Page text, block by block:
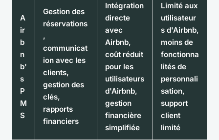
A
ir
b
n
b'
s
P
M
S
Gestion des
réservations
,
communicat
ion avec les
clients,
gestion des
clés,
rapports
financiers
Intégration
directe
avec
Airbnb,
coût réduit
pour les
utilisateurs
d'Airbnb,
gestion
financière
simplifiée
Limité aux
utilisateur
s d'Airbnb,
moins de
fonctionna
lités de
personnali
sation,
support
client
limité